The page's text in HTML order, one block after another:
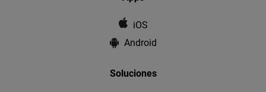
iOS
Android
Soluciones